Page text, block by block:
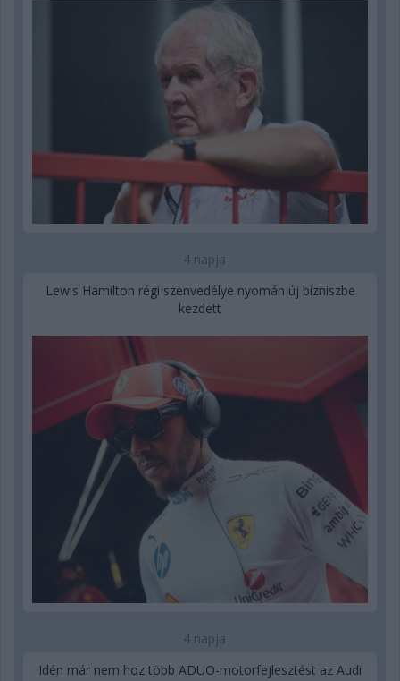
4 napja
Lewis Hamilton régi szenvedélye nyomán új bizniszbe
kezdett
4 napja
Idén már nem hoz több ADUO-motorfejlesztést az Audi